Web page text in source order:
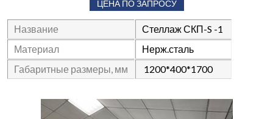
ЦЕНА ПО ЗАПРОСУ
Название
Стеллаж СКП-S -1
Материал
Нерж.сталь
Габаритные размеры, мм
1200*400*1700